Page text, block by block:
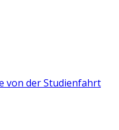
von der Studienfahrt